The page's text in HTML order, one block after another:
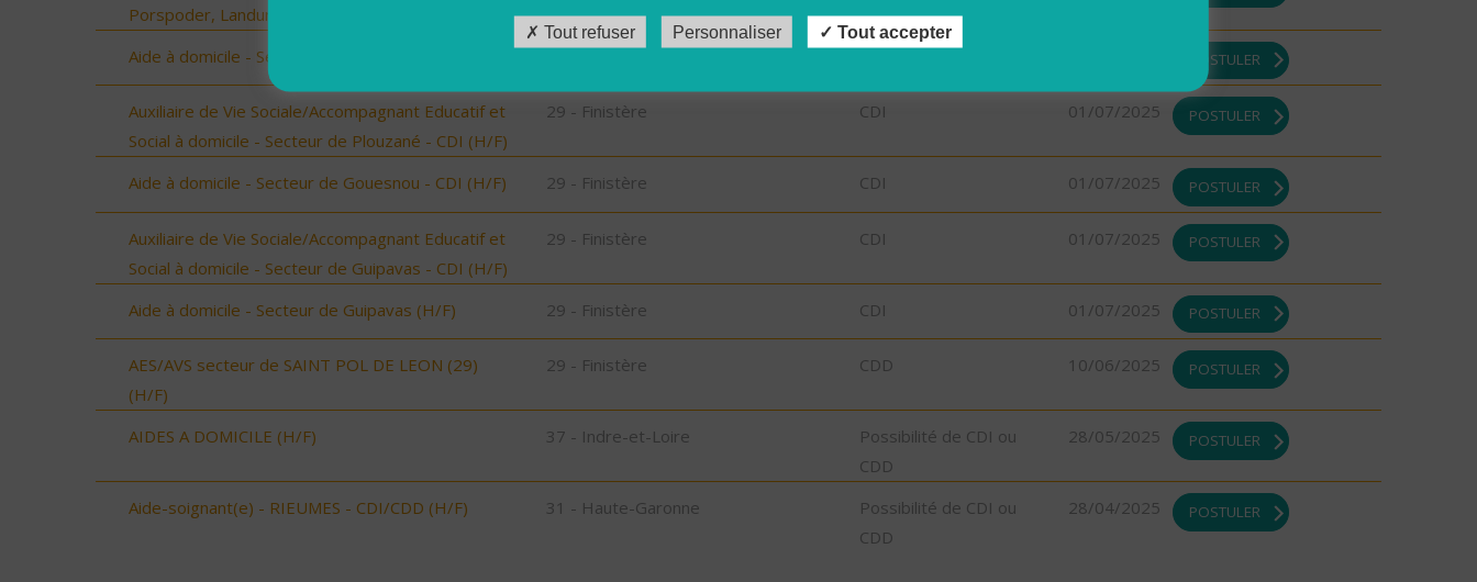
Porspoder, Landunvez - CDI (H/F)
CDD
Aide à domicile - Secteur de Guilers - CDI (H/F) 29 - Finistère CDI POSTULER
Auxiliaire de Vie Sociale/Accompagnant Educatif et
Social à domicile - Secteur de Plouzané - CDI (H/F)
29 - Finistère CDI 01/07/2025 POSTULER
Aide à domicile - Secteur de Gouesnou - CDI (H/F) 29 - Finistère CDI 01/07/2025 POSTULER
Auxiliaire de Vie Sociale/Accompagnant Educatif et
Social à domicile - Secteur de Guipavas - CDI (H/F)
29 - Finistère CDI 01/07/2025 POSTULER
Aide à domicile - Secteur de Guipavas (H/F) 29 - Finistère CDI 01/07/2025 POSTULER
AES/AVS secteur de SAINT POL DE LEON (29)
(H/F)
29 - Finistère CDD 10/06/2025 POSTULER
AIDES A DOMICILE (H/F) 37 - Indre-et-Loire
Possibilité de CDI ou
CDD
28/05/2025 POSTULER
Aide-soignant(e) - RIEUMES - CDI/CDD (H/F) 31 - Haute-Garonne
Possibilité de CDI ou
CDD
28/04/2025 POSTULER
Tout refuser Personnaliser Tout accepter